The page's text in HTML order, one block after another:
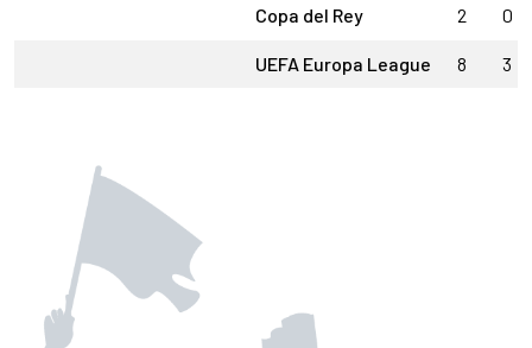
Copa del Rey 2 0
UEFA Europa League 8 3